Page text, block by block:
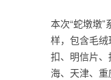
本次“蛇墩墩
样，包含毛
扣、明信片
海、天津、